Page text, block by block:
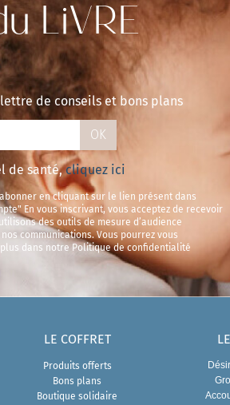
LiVRE
de conseils et bons plans
OK
de santé,cliquez ici
en cliquant sur le lien présent dans
En vous inscrivant, vous acceptez de recevoir
des outils de mesure d’audience
communications. Vous pourrez vous
dans notre Politique de confidentialité
LE COFFRET
Produits offerts
Bons plans
Boutique solidaire